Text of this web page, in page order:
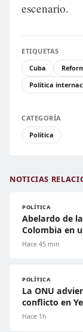
escenario.
ETIQUETAS
Cuba
Política
CATEGORÍA
Política
NOTICIAS
POLÍTICA
Abelardo de
Colombia en
Hace 45 min
POLÍTICA
La ONU
conflicto en
Hace 1h